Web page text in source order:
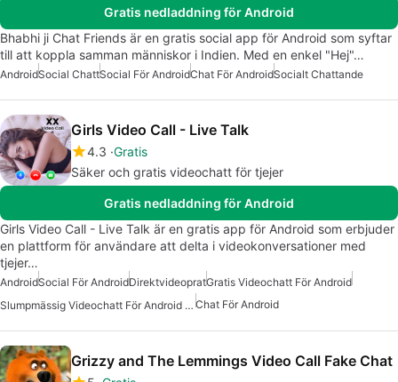
Gratis nedladdning för Android
Bhabhi ji Chat Friends är en gratis social app för Android som syftar
till att koppla samman människor i Indien. Med en enkel "Hej"…
AndroidSocial ChattSocial För AndroidChat För AndroidSocialt Chattande
Girls Video Call - Live Talk
4.3 Gratis
Säker och gratis videochatt för tjejer
Gratis nedladdning för Android
Girls Video Call - Live Talk är en gratis app för Android som erbjuder
en plattform för användare att delta i videokonversationer med
tjejer…
AndroidSocial För AndroidDirektvideopratGratis Videochatt För Android
Slumpmässig Videochatt För Android Gratis Chat För Android
Grizzy and The Lemmings Video Call Fake Chat